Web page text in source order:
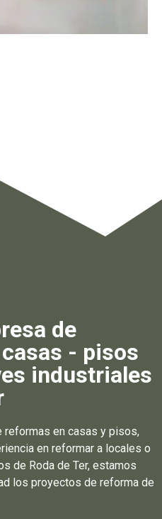
de
- pisos
industriales
en casas y pisos,
en reformar a locales o
de Roda de Ter, estamos
los proyectos de reforma de